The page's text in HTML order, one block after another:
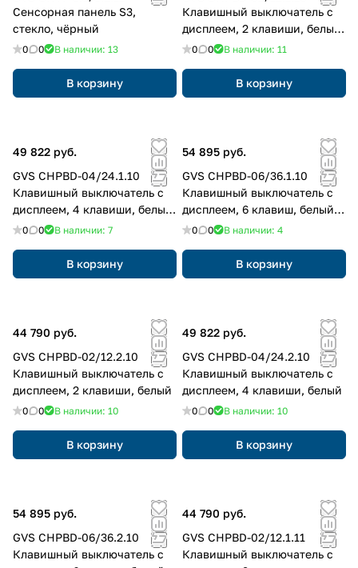
Сенсорная панель S3,
стекло, чёрный
0 0 В наличии: 13
В корзину
Клавишный выключатель с
дисплеем, 2 клавиши, белый,
антиблик
0 0 В наличии: 11
В корзину
49 822 руб.
GVS CHPBD-04/24.1.10
Клавишный выключатель с
дисплеем, 4 клавиши, белый,
антиблик
0 0 В наличии: 7
В корзину
54 895 руб.
GVS CHPBD-06/36.1.10
Клавишный выключатель с
дисплеем, 6 клавиш, белый,
антиблик
0 0 В наличии: 4
В корзину
44 790 руб.
GVS CHPBD-02/12.2.10
Клавишный выключатель с
дисплеем, 2 клавиши, белый
0 0 В наличии: 10
В корзину
49 822 руб.
GVS CHPBD-04/24.2.10
Клавишный выключатель с
дисплеем, 4 клавиши, белый
0 0 В наличии: 10
В корзину
54 895 руб.
GVS CHPBD-06/36.2.10
Клавишный выключатель с
44 790 руб.
GVS CHPBD-02/12.1.11
Клавишный выключатель с